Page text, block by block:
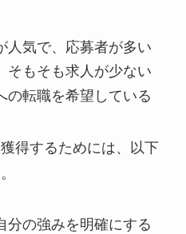
人気で、応募者が多い
そもそも求人が少ない
の転職を希望している
得するためには、以下
分の強みを明確にする